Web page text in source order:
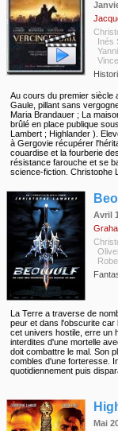
Inés
Au cours du premier siècle
Gaule, pillant sans
Maria Brandauer ; La
brûlé en place publique
Lambert ; Highlander ).
à Gergovie récupérer
couardise et la fourberie
résistance farouche et se
science-fiction, Christophe
retrouve Max Von Sydow (
en Epona, épouse du
joué sous la direction de
Avril
La Terre a traverse de
peur et dans l'obscurite car
cet univers hostile, erre un
interdites d'une mortelle
doit combattre le mal. Son
combles d'une forteresse.
quotidiennement puis
Mai